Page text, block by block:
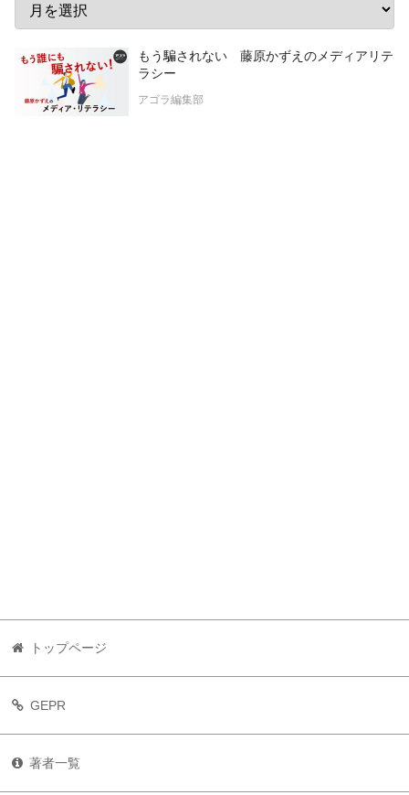
もう騙されない 藤原かずえのメディアリテ
ラシー
アゴラ編集部
トップページ
GEPR
著者一覧